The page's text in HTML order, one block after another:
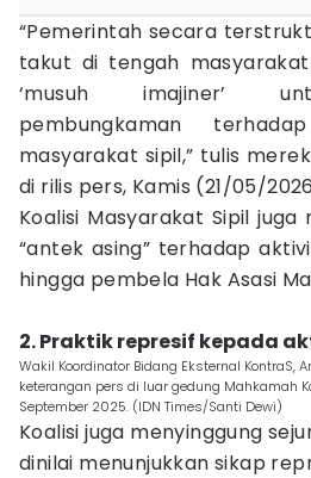
“Pemerintah secara
takut di tengah
‘musuh imajiner’
pembungkaman
masyarakat sipil,” tulis
di rilis pers, Kamis (21/05/
Koalisi Masyarakat Sipil
“antek asing” terhadap
hingga pembela Hak Asasi
2. Praktik represif kepada
Wakil Koordinator Bidang Eksternal KontraS,
keterangan pers di luar gedung Mahkamah
September 2025. (IDN Times/Santi Dewi)
Koalisi juga menyinggung
dinilai menunjukkan sikap